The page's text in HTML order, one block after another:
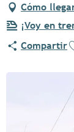
Cómo
¡Voy en
Compartir